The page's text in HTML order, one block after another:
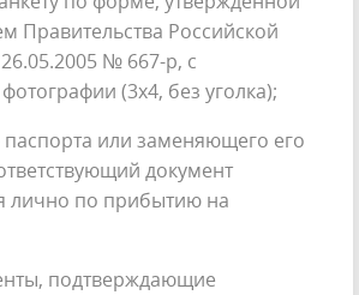
Правительства Российской
№ 667-р, с
(3х4, без уголка);
или заменяющего его
документ
лично по прибытию на
подтверждающие